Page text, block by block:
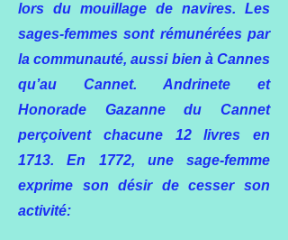
lors du mouillage de navires. Les
sages-femmes sont rémunérées par
la communauté, aussi bien à Cannes
qu’au Cannet. Andrinete et
Honorade Gazanne du Cannet
perçoivent chacune 12 livres en
1713. En 1772, une sage-femme
exprime son désir de cesser son
activité: